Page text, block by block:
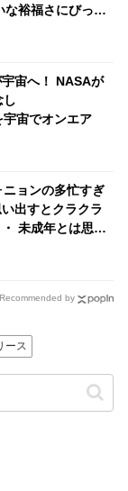
な裕福さにびっく
宙へ！ NASAが
し
宙でオンエア
ニョンの多忙すぎ
出すとクラクラ
未成年とは思え
Recommended by
ース